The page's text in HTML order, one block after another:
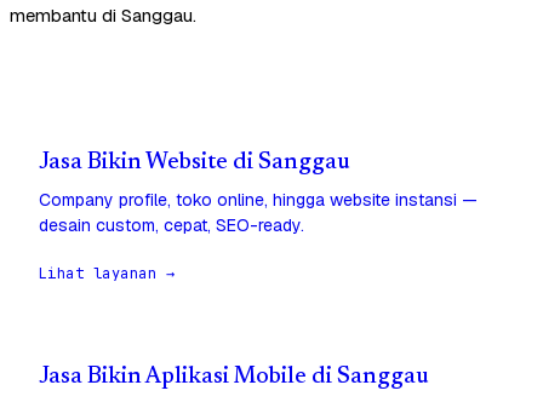
membantu di Sanggau.
Jasa Bikin Website di Sanggau
Company profile, toko online, hingga website instansi —
desain custom, cepat, SEO-ready.
Lihat layanan →
Jasa Bikin Aplikasi Mobile di Sanggau